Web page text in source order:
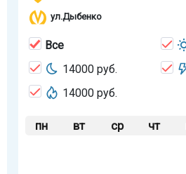
ул.Дыбенко
Все
14000 руб.
14000 руб.
пн вт ср чт